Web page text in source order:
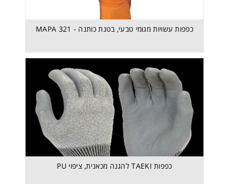
כפפות עשויות מגומי טבעי, בטנת כותנה - MAPA 321
כפפות TAEKI להגנה מכאנית, ציפוי PU
כפפות TAEKI להגנה מכאנית, ציפוי PU